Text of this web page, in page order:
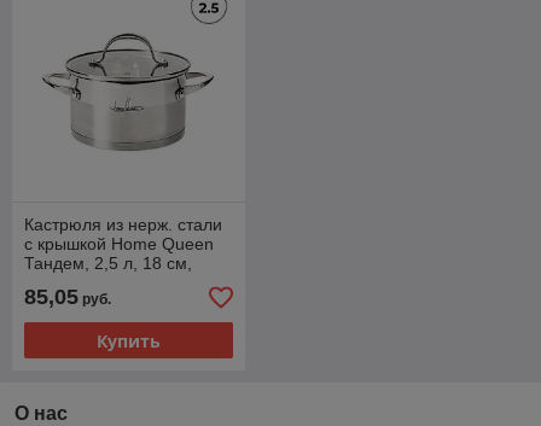
Кастрюля из нерж. стали
с крышкой Home Queen
Тандем, 2,5 л, 18 см,
85,05 руб.
Купить
О нас